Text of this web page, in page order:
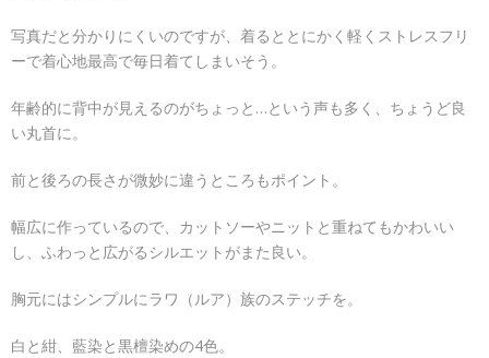
写真だと分かりにくいのですが、着るととにかく軽くストレスフリ
ーで着心地最高で毎日着てしまいそう。
年齢的に背中が見えるのがちょっと…という声も多く、ちょうど良
い丸首に。
前と後ろの長さが微妙に違うところもポイント。
幅広に作っているので、カットソーやニットと重ねてもかわいい
し、ふわっと広がるシルエットがまた良い。
胸元にはシンプルにラワ（ルア）族のステッチを。
白と紺、藍染と黒檀染めの4色。